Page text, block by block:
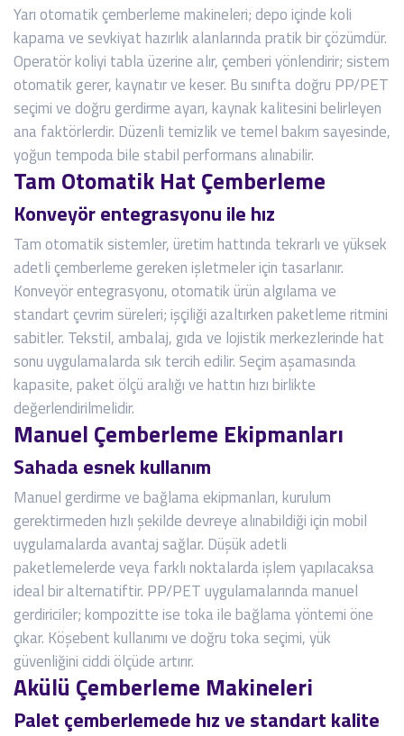
Yarı otomatik çemberleme makineleri; depo içinde koli
kapama ve sevkiyat hazırlık alanlarında pratik bir çözümdür.
Operatör koliyi tabla üzerine alır, çemberi yönlendirir; sistem
otomatik gerer, kaynatır ve keser. Bu sınıfta doğru PP/PET
seçimi ve doğru gerdirme ayarı, kaynak kalitesini belirleyen
ana faktörlerdir. Düzenli temizlik ve temel bakım sayesinde,
yoğun tempoda bile stabil performans alınabilir.
Tam Otomatik Hat Çemberleme
Konveyör entegrasyonu ile hız
Tam otomatik sistemler, üretim hattında tekrarlı ve yüksek
adetli çemberleme gereken işletmeler için tasarlanır.
Konveyör entegrasyonu, otomatik ürün algılama ve
standart çevrim süreleri; işçiliği azaltırken paketleme ritmini
sabitler. Tekstil, ambalaj, gıda ve lojistik merkezlerinde hat
sonu uygulamalarda sık tercih edilir. Seçim aşamasında
kapasite, paket ölçü aralığı ve hattın hızı birlikte
değerlendirilmelidir.
Manuel Çemberleme Ekipmanları
Sahada esnek kullanım
Manuel gerdirme ve bağlama ekipmanları, kurulum
gerektirmeden hızlı şekilde devreye alınabildiği için mobil
uygulamalarda avantaj sağlar. Düşük adetli
paketlemelerde veya farklı noktalarda işlem yapılacaksa
ideal bir alternatiftir. PP/PET uygulamalarında manuel
gerdiriciler; kompozitte ise toka ile bağlama yöntemi öne
çıkar. Köşebent kullanımı ve doğru toka seçimi, yük
güvenliğini ciddi ölçüde artırır.
Akülü Çemberleme Makineleri
Palet çemberlemede hız ve standart kalite